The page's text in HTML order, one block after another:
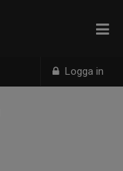
Logga in